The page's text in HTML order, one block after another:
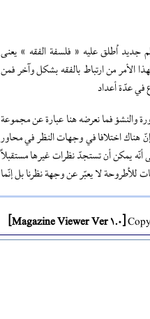
جديد اُطلق عليه « فلسفة الفقه » يعنى
الأمر من ارتباط بالفقه بشكل وآخر فمن
في عدّة أعداد
والنشؤ فما نعرضه هنا عبارة عن مجموعة
هناك اختلافا في وجهات النظر في محاور
يمكن أن تستجدّ نظرات غيرها مستقبلاً
للاُطروحة لا يعبّر عن وجهة نظرنا بل إنّما
[Magazine Viewer Ver 1.0]